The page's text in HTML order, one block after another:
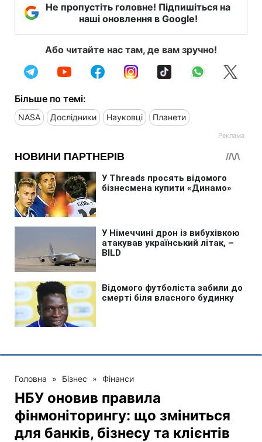
Не пропустіть головне! Підпишіться на
наші оновлення в Google!
Або читайте нас там, де вам зручно!
Більше по темі:
NASA Дослідники Науковці Планети
Головна » Бізнес » Фінанси
НБУ оновив правила
фінмоніторингу: що зміниться
для банків, бізнесу та клієнтів